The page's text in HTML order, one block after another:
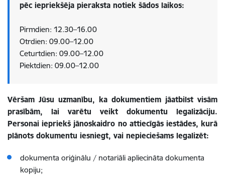
pēc iepriekšēja pieraksta notiek šādos laikos:
Pirmdien: 12.30–16.00
Otrdien: 09.00–12.00
Ceturtdien: 09.00–12.00
Piektdien: 09.00–12.00
Vēršam Jūsu uzmanību, ka dokumentiem jāatbilst visām
prasībām, lai varētu veikt dokumentu legalizāciju.
Personai iepriekš jānoskaidro no attiecīgās iestādes, kurā
plānots dokumentu iesniegt, vai nepieciešams legalizēt:
dokumenta oriģinālu / notariāli apliecināta dokumenta
kopiju;